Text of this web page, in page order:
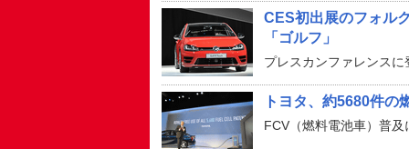
CES初出展のフォル
「ゴルフ」
プレスカンファレンス
トヨタ、約5680件の
FCV（燃料電池車）普